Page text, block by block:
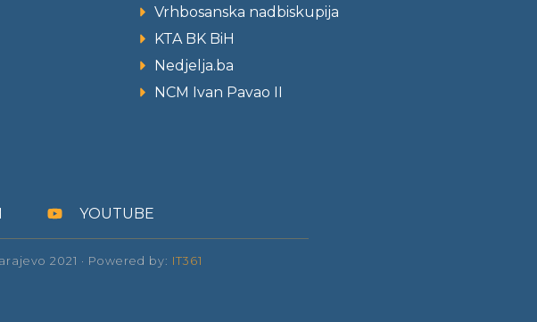
Vrhbosanska nadbiskupija
KTA BK BiH
Nedjelja.ba
NCM Ivan Pavao II
YOUTUBE
2021 · Powered by: IT361